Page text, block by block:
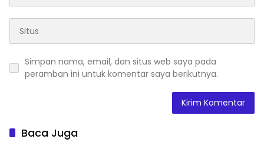
Simpan nama, email, dan situs web saya pada
peramban ini untuk komentar saya berikutnya.
Baca Juga